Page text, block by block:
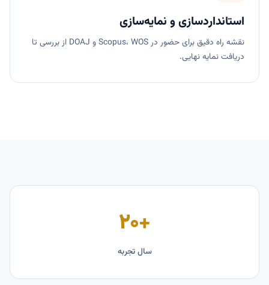
استانداردسازی و نمایه‌سازی
نقشه راه دقیق برای حضور در Scopus، WOS و DOAJ از بررسی تا
دریافت نمایه نهایی.
+۲۰
سال تجربه